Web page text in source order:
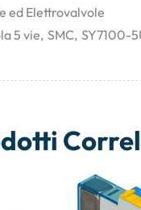
ed Elettrovalvole
5 vie, SMC, SY7100-